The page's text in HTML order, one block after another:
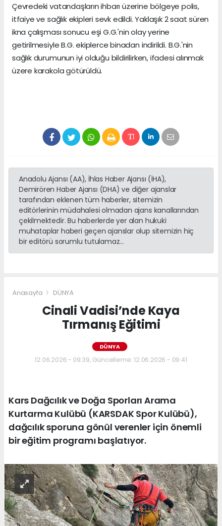
Çevredeki vatandaşların ihbarı üzerine bölgeye polis,
itfaiye ve sağlık ekipleri sevk edildi. Yaklaşık 2 saat süren
ikna çalışması sonucu eşi G.G.'nin olay yerine
getirilmesiyle B.G. ekiplerce binadan indirildi. B.G.'nin
sağlık durumunun iyi olduğu bildirilirken, ifadesi alınmak
üzere karakola götürüldü.
Anadolu Ajansı (AA), İhlas Haber Ajansı (İHA),
Demirören Haber Ajansı (DHA) ve diğer ajanslar
tarafından eklenen tüm haberler, sitemizin
editörlerinin müdahalesi olmadan ajans kanallarından
çekilmektedir. Bu haberlerde yer alan hukuki
muhataplar haberi geçen ajanslar olup sitemizin hiç
bir editörü sorumlu tutulamaz...
Anasayfa DÜNYA
Cinali Vadisi’nde Kaya
Tırmanış Eğitimi
DÜNYA
12.06.2026 - 09:39, Güncelleme: 12.06.2026 - 09:41
Kars Dağcılık ve Doğa Sporları Arama
Kurtarma Kulübü (KARSDAK Spor Kulübü),
dağcılık sporuna gönül verenler için önemli
bir eğitim programı başlatıyor.